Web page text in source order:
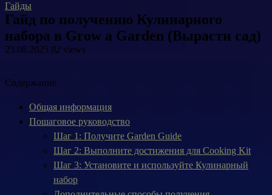
Гайды
Гайд по получению Кулинарного
набора в Grow a Garden (Вырасти сад)
23.08.2025 82 views
Содержание
Общая информация
Пошаговое руководство
Шаг 1: Получите Garden Guide
Шаг 2: Выполните достижения для Cooking Kit
Шаг 3: Установите и используйте Кулинарный
набор